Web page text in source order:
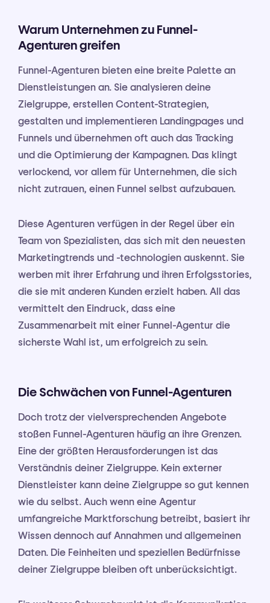
Warum Unternehmen zu Funnel-
Agenturen greifen
Funnel-Agenturen bieten eine breite Palette an
Dienstleistungen an. Sie analysieren deine
Zielgruppe, erstellen Content-Strategien,
gestalten und implementieren Landingpages und
Funnels und übernehmen oft auch das Tracking
und die Optimierung der Kampagnen. Das klingt
verlockend, vor allem für Unternehmen, die sich
nicht zutrauen, einen Funnel selbst aufzubauen.
Diese Agenturen verfügen in der Regel über ein
Team von Spezialisten, das sich mit den neuesten
Marketingtrends und -technologien auskennt. Sie
werben mit ihrer Erfahrung und ihren Erfolgsstories,
die sie mit anderen Kunden erzielt haben. All das
vermittelt den Eindruck, dass eine
Zusammenarbeit mit einer Funnel-Agentur die
sicherste Wahl ist, um erfolgreich zu sein.
Die Schwächen von Funnel-Agenturen
Doch trotz der vielversprechenden Angebote
stoßen Funnel-Agenturen häufig an ihre Grenzen.
Eine der größten Herausforderungen ist das
Verständnis deiner Zielgruppe. Kein externer
Dienstleister kann deine Zielgruppe so gut kennen
wie du selbst. Auch wenn eine Agentur
umfangreiche Marktforschung betreibt, basiert ihr
Wissen dennoch auf Annahmen und allgemeinen
Daten. Die Feinheiten und speziellen Bedürfnisse
deiner Zielgruppe bleiben oft unberücksichtigt.